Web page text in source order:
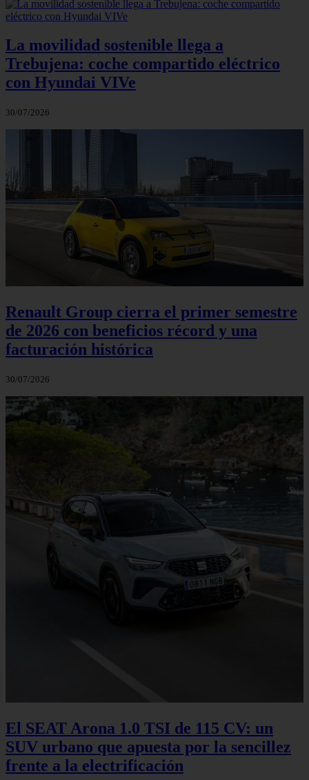
La movilidad sostenible llega a
Trebujena: coche compartido eléctrico
con Hyundai VIVe
30/07/2026
Renault Group cierra el primer semestre
de 2026 con beneficios récord y una
facturación histórica
30/07/2026
El SEAT Arona 1.0 TSI de 115 CV: un
SUV urbano que apuesta por la sencillez
frente a la electrificación